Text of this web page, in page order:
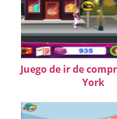
Juego de ir de
York